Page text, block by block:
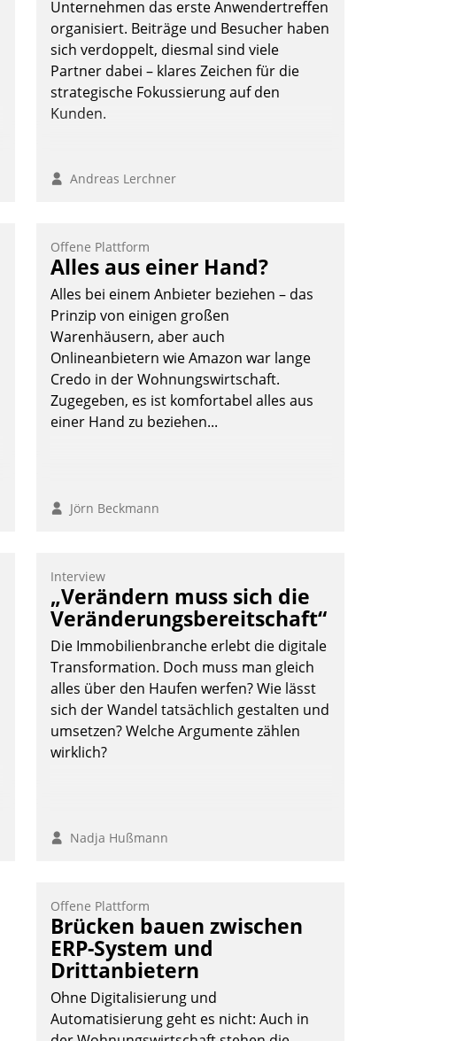
Nadja Hußmann
Unternehmen das erste Anwendertreffen
organisiert. Beiträge und Besucher haben
sich verdoppelt, diesmal sind viele
Partner dabei – klares Zeichen für die
strategische Fokussierung auf den
Kunden.
Andreas Lerchner
Offene Plattform
Alles aus einer Hand?
Alles bei einem Anbieter beziehen – das
Prinzip von einigen großen
Warenhäusern, aber auch
Onlineanbietern wie Amazon war lange
Credo in der Wohnungswirtschaft.
Zugegeben, es ist komfortabel alles aus
einer Hand zu beziehen...
Jörn Beckmann
Interview
„Verändern muss sich die
Veränderungsbereitschaft“
Die Immobilienbranche erlebt die digitale
Transformation. Doch muss man gleich
alles über den Haufen werfen? Wie lässt
sich der Wandel tatsächlich gestalten und
umsetzen? Welche Argumente zählen
wirklich?
Nadja Hußmann
Offene Plattform
Brücken bauen zwischen
ERP-System und
Drittanbietern
Ohne Digitalisierung und
Automatisierung geht es nicht: Auch in